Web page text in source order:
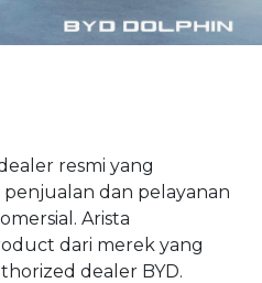
resmi yang
dan pelayanan
Arista
dari merek yang
dealer BYD.